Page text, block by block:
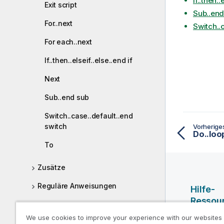
Exit script
For..next
For each..next
If..then..elseif..else..end if
Next
Sub..end sub
Switch..case..default..end
switch
To
Zusätze
Reguläre Anweisungen
die in Qlik Sense nicht unterstützt
Hilfe-
Qlik Hilfe-
We use cookies to improve your experience with our websites